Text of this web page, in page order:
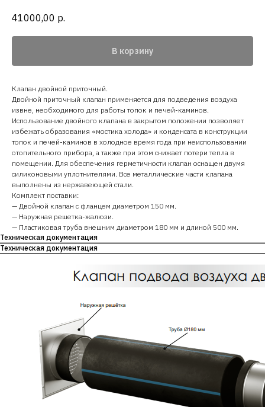
41000,00 р.
В корзину
Клапан двойной приточный.
Двойной приточный клапан применяется для подведения воздуха
извне, необходимого для работы топок и печей-каминов.
Использование двойного клапана в закрытом положении позволяет
избежать образования «мостика холода» и конденсата в конструкции
топок и печей-каминов в холодное время года при неиспользовании
отопительного прибора, а также при этом снижает потери тепла в
помещении. Для обеспечения герметичности клапан оснащен двумя
силиконовыми уплотнителями. Все металлические части клапана
выполнены из нержавеющей стали.
Комплект поставки:
— Двойной клапан с фланцем диаметром 150 мм.
— Наружная решетка-жалюзи.
— Пластиковая труба внешним диаметром 180 мм и длиной 500 мм.
Техническая документация
Техническая документация